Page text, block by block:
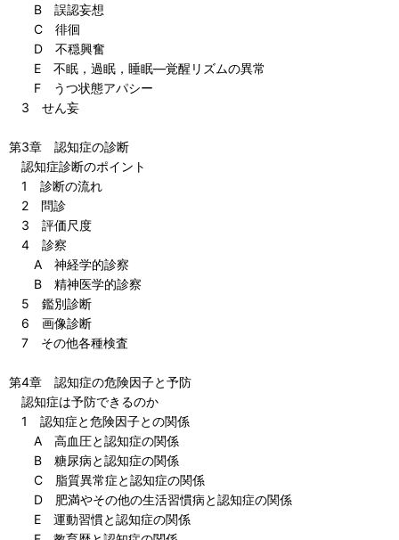
B 誤認妄想
C 徘徊
D 不穏興奮
E 不眠，過眠，睡眠—覚醒リズムの異常
F うつ状態アパシー
3 せん妄
第3章 認知症の診断
認知症診断のポイント
1 診断の流れ
2 問診
3 評価尺度
4 診察
A 神経学的診察
B 精神医学的診察
5 鑑別診断
6 画像診断
7 その他各種検査
第4章 認知症の危険因子と予防
認知症は予防できるのか
1 認知症と危険因子との関係
A 高血圧と認知症の関係
B 糖尿病と認知症の関係
C 脂質異常症と認知症の関係
D 肥満やその他の生活習慣病と認知症の関係
E 運動習慣と認知症の関係